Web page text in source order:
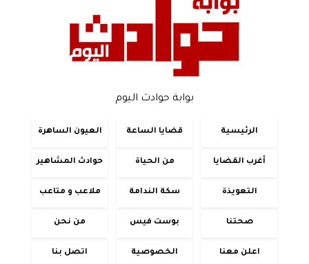
بوابة حوادث اليوم
الرئيسية قضايا الساعة العيون الساهرة
أغرب القضايا من الحياة حوادث المشاهير
التعويذة سكة الندامة ملاعب و متاعب
صحتنا بوست فيس من نحن
اعلن معنا الخصوصية اتصل بنا